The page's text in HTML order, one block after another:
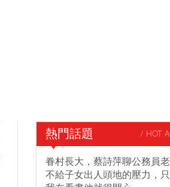
熱門話題 / HOT
眷村長大，蔡詩萍聊公務員老
不給子女出人頭地的壓力，